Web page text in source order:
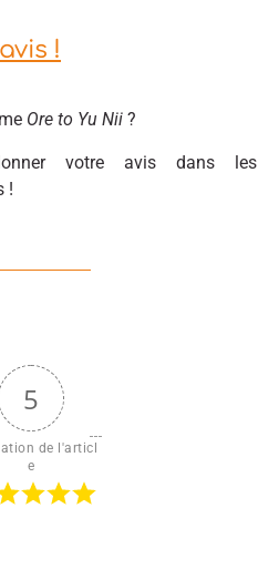
!
Ore to Yu Nii ?
votre avis dans les
!
5
de l'articl
e